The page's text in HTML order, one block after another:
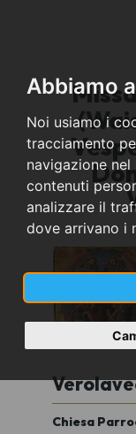
Abbiamo
Noi usiamo i
tracciamento
navigazione
contenuti
analizzare il
dove arrivano i
Chiesa